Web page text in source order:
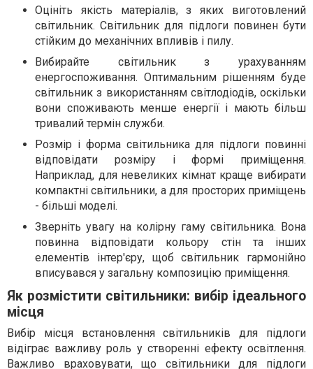
Оцініть якість матеріалів, з яких виготовлений
світильник. Світильник для підлоги повинен бути
стійким до механічних впливів і пилу.
Вибирайте світильник з урахуванням
енергоспоживання. Оптимальним рішенням буде
світильник з використанням світлодіодів, оскільки
вони споживають менше енергії і мають більш
тривалий термін служби.
Розмір і форма світильника для підлоги повинні
відповідати розміру і формі приміщення.
Наприклад, для невеликих кімнат краще вибирати
компактні світильники, а для просторих приміщень
- більші моделі.
Зверніть увагу на колірну гаму світильника. Вона
повинна відповідати кольору стін та інших
елементів інтер'єру, щоб світильник гармонійно
вписувався у загальну композицію приміщення.
Як розмістити світильники: вибір ідеального
місця
Вибір місця встановлення світильників для підлоги
відіграє важливу роль у створенні ефекту освітлення.
Важливо враховувати, що світильники для підлоги